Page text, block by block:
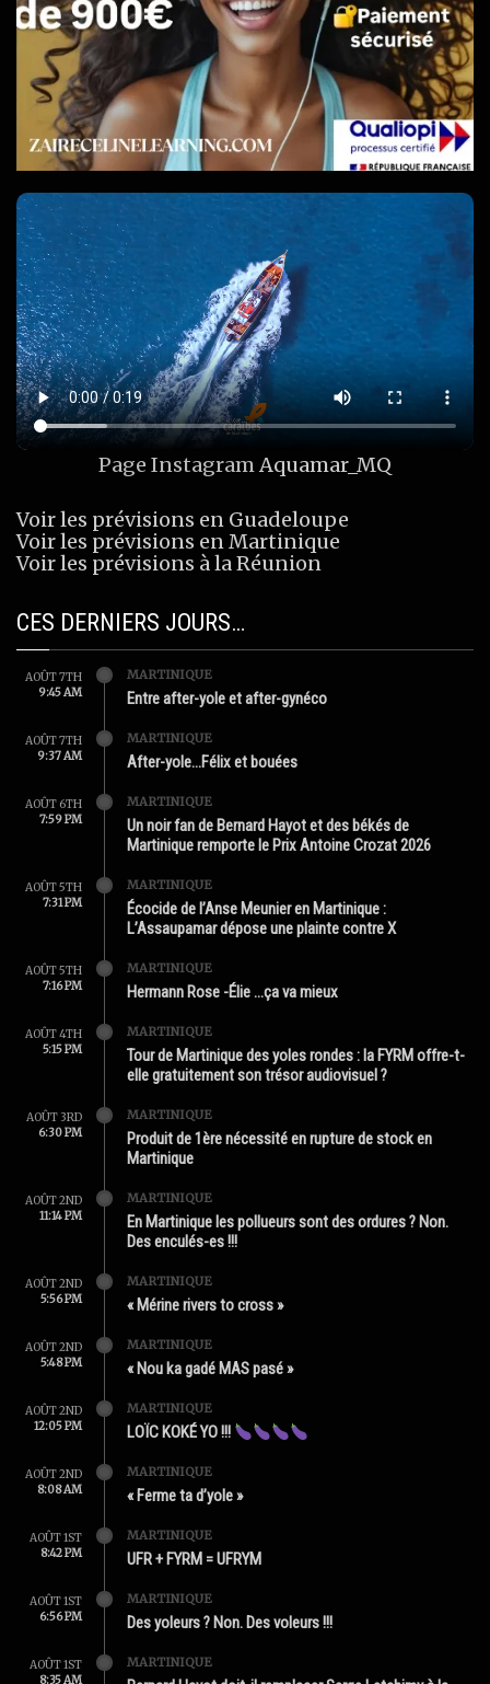
Page InstagramAquamar_MQ
Voir les prévisions en Guadeloupe
Voir les prévisions en Martinique
Voir les prévisions à la Réunion
CES DERNIERS JOURS…
AOÛT 7TH
9:45 AM
MARTINIQUE
Entre after-yole et after-gynéco
AOÛT 7TH
9:37 AM
MARTINIQUE
After-yole…Félix et bouées
AOÛT 6TH
7:59 PM
MARTINIQUE
Un noir fan de Bernard Hayot et des békés de
Martinique remporte le Prix Antoine Crozat 2026
AOÛT 5TH
7:31 PM
MARTINIQUE
Écocide de l’Anse Meunier en Martinique :
L’Assaupamar dépose une plainte contre X
AOÛT 5TH
7:16 PM
MARTINIQUE
Hermann Rose -Élie …ça va mieux
AOÛT 4TH
5:15 PM
MARTINIQUE
Tour de Martinique des yoles rondes : la FYRM offre-t-
elle gratuitement son trésor audiovisuel ?
AOÛT 3RD
6:30 PM
MARTINIQUE
Produit de 1ère nécessité en rupture de stock en
Martinique
AOÛT 2ND
11:14 PM
MARTINIQUE
En Martinique les pollueurs sont des ordures ? Non.
Des enculés-es !!!
AOÛT 2ND
5:56 PM
MARTINIQUE
« Mérine rivers to cross »
AOÛT 2ND
5:48 PM
MARTINIQUE
« Nou ka gadé MAS pasé »
AOÛT 2ND
12:05 PM
MARTINIQUE
LOÏC KOKÉ YO !!!
AOÛT 2ND
8:08 AM
MARTINIQUE
« Ferme ta d’yole »
AOÛT 1ST
8:42 PM
MARTINIQUE
UFR + FYRM = UFRYM
AOÛT 1ST
6:56 PM
MARTINIQUE
Des yoleurs ? Non. Des voleurs !!!
AOÛT 1ST
8:35 AM
MARTINIQUE